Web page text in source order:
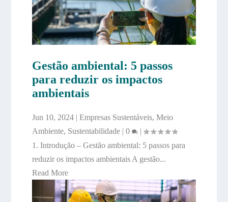
Gestão ambiental: 5 passos
para reduzir os impactos
ambientais
Jun 10, 2024| Empresas Sustentáveis, Meio
Ambiente, Sustentabilidade| 0
|
1. Introdução – Gestão ambiental: 5 passos para
reduzir os impactos ambientais A gestão...
Read More